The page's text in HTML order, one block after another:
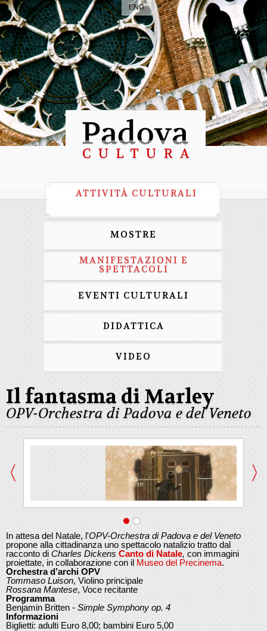
ENG
ATTIVITÀ CULTURALI
MOSTRE
MANIFESTAZIONI E
SPETTACOLI
EVENTI CULTURALI
DIDATTICA
VIDEO
Il fantasma di Marley
OPV-Orchestra di Padova e del Veneto
In attesa del Natale, l'OPV-Orchestra di Padova e del Veneto
propone alla cittadinanza uno spettacolo natalizio tratto dal
racconto di Charles Dickens Canto di Natale, con immagini
proiettate, in collaborazione con il Museo del Precinema.
Orchestra d’archi OPV
Tommaso Luison, Violino principale
Rossana Mantese, Voce recitante
Programma
Benjamin Britten - Simple Symphony op. 4
Informazioni
Biglietti: adulti Euro 8,00; bambini Euro 5,00